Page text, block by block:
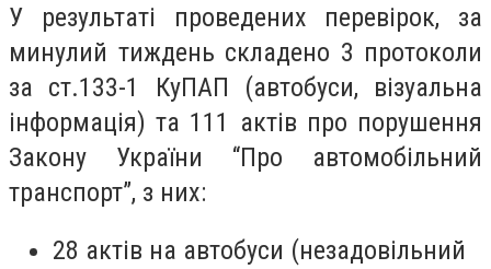
У результаті проведених перевірок, за
минулий тиждень складено 3 протоколи
за ст.133-1 КуПАП (автобуси, візуальна
інформація) та 111 актів про порушення
Закону України “Про автомобільний
транспорт”, з них:
28 актів на автобуси (незадовільний